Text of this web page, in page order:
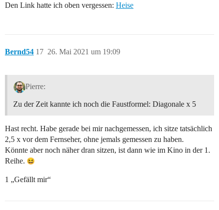
Den Link hatte ich oben vergessen: Heise
Bernd54 26. Mai 2021 um 19:09
17
Pierre:
Zu der Zeit kannte ich noch die Faustformel: Diagonale x 5
Hast recht. Habe gerade bei mir nachgemessen, ich sitze tatsächlich
2,5 x vor dem Fernseher, ohne jemals gemessen zu haben.
Könnte aber noch näher dran sitzen, ist dann wie im Kino in der 1.
Reihe.
1 „Gefällt mir“